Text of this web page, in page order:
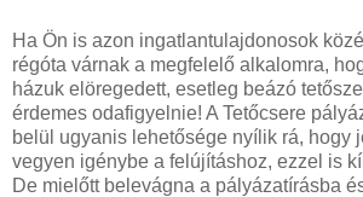
Ha Ön is azon ingatlantulajdonosok
régóta várnak a megfelelő alkalomra,
házuk elöregedett, esetleg beázó
érdemes odafigyelnie! A Tetőcsere
belül ugyanis lehetősége nyílik rá, hogy
vegyen igénybe a felújításhoz, ezzel is
De mielőtt belevágna a pályázatírásba